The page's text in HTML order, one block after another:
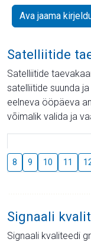
Ava jaama
Satelliitide
Satelliitide
satelliitide suunda
eelneva ööpäeva
võimalik valida ja
8 9 10 11
Signaali
Signaali kvaliteedi